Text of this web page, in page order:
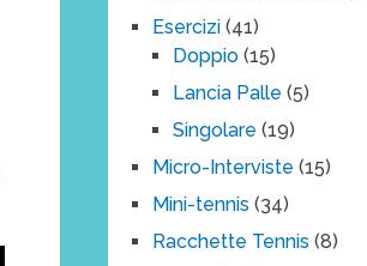
Esercizi (41)
Doppio (15)
Lancia Palle (5)
Singolare (19)
Micro-Interviste (15)
Mini-tennis (34)
Racchette Tennis (8)